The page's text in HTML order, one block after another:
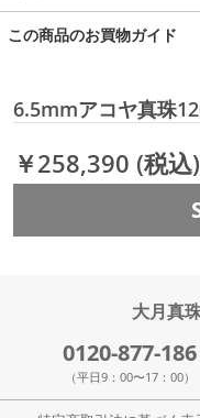
この商品のお買物ガイド
6.5mmアコヤ真珠
￥258,390 (税込)
大月真
0120-877-186
（平日9：00〜17：00）